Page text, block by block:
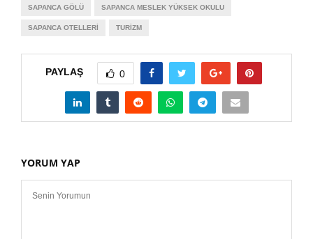
SAPANCA GÖLÜ SAPANCA MESLEK YÜKSEK OKULU
SAPANCA OTELLERI TURIZM
PAYLAŞ 0
YORUM YAP